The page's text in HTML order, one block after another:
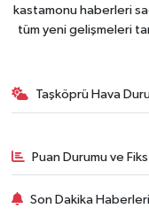
kastamonu haberleri
tüm yeni gelişmeleri
Taşköprü Hava
Puan Durumu ve
Son Dakika Haberleri